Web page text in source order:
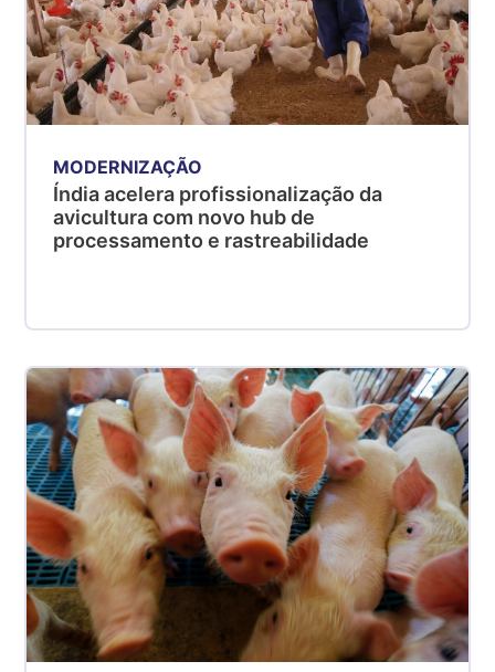
MODERNIZAÇÃO
Índia acelera profissionalização da
avicultura com novo hub de
processamento e rastreabilidade